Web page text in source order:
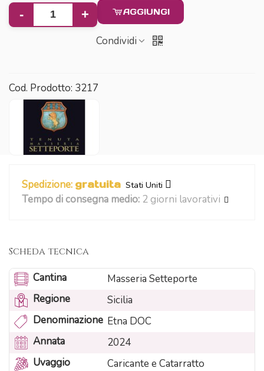
- + AGGIUNGI
Condividi
Cod. Prodotto: 3217
Spedizione: gratuita Stati Uniti
Tempo di consegna medio: 2 giorni lavorativi
Scheda tecnica
Cantina
Masseria Setteporte
Regione
Sicilia
Denominazione Etna DOC
Annata
2024
Uvaggio
Caricante e Catarratto